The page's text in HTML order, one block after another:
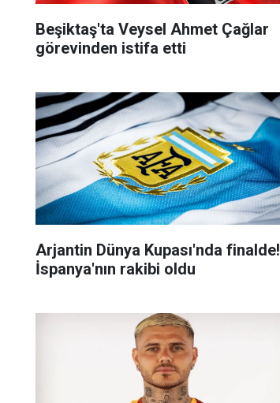
Beşiktaş'ta Veysel Ahmet Çağlar
görevinden istifa etti
Arjantin Dünya Kupası'nda finalde!
İspanya'nın rakibi oldu